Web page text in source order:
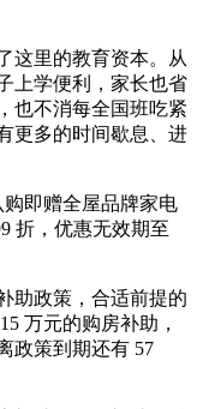
里的教育资本。从
上学便利，家长也省
也不消每全国班吃紧
更多的时间歇息、进
即赠全屋品牌家电
折，优惠无效期至
政策，合适前提的
万元的购房补助，
政策到期还有 57